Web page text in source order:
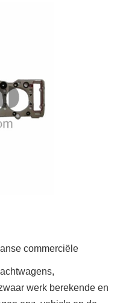
commerciële
werk berekende en